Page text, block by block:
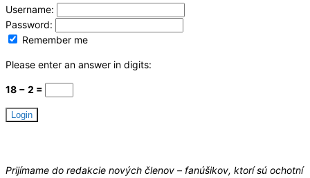
Username:
Password:
Remember me
Please enter an answer in digits:
18 − 2 =
Prijímame do redakcie nových členov – fanúšikov, ktorí sú ochotní